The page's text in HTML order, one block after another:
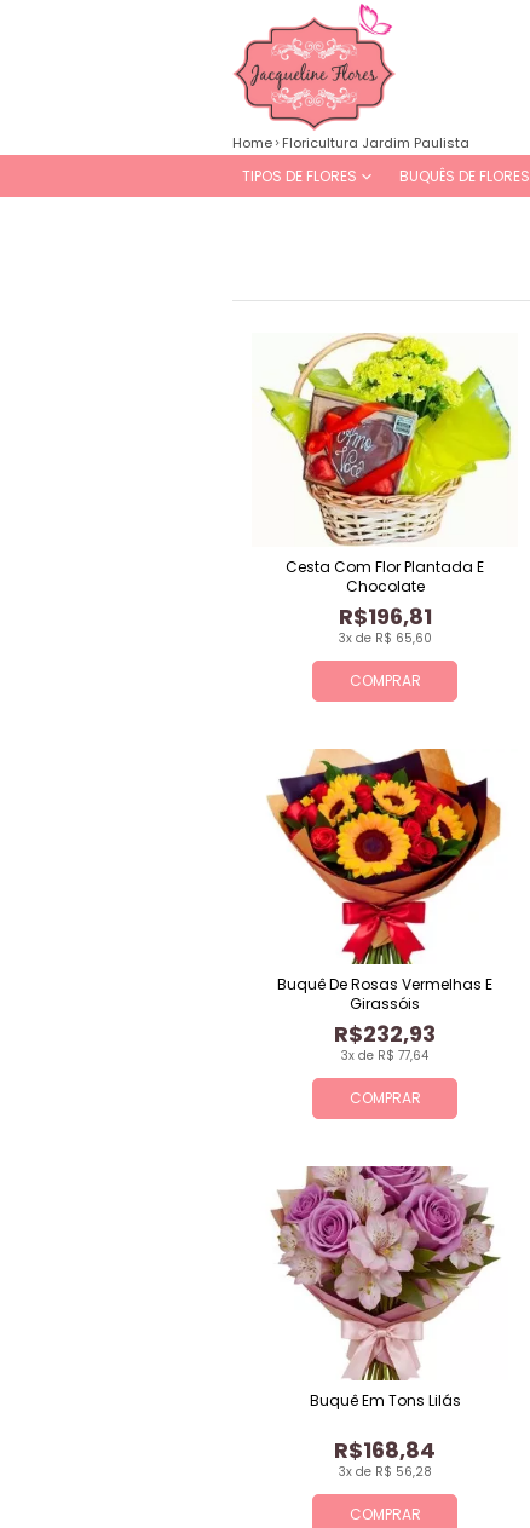
TIPOS DE FLORES BUQUÊS DE FLORES
Home Floricultura Jardim Paulista
COMPRAR
3x de R$ 65,60
R$196,81
Cesta Com Flor Plantada E
Chocolate
COMPRAR
3x de R$ 77,64
R$232,93
Buquê De Rosas Vermelhas E
Girassóis
COMPRAR
3x de R$ 56,28
R$168,84
Buquê Em Tons Lilás